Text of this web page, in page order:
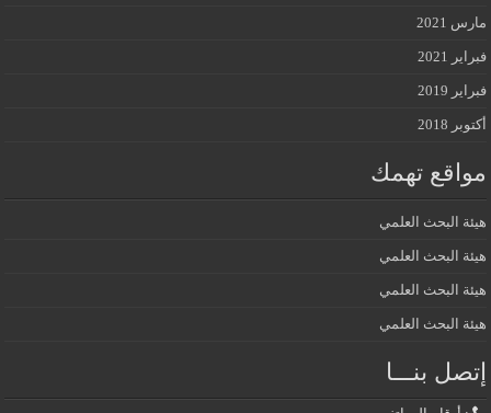
مارس 2021
فبراير 2021
فبراير 2019
أكتوبر 2018
مواقع تهمك
هيئة البحث العلمي
هيئة البحث العلمي
هيئة البحث العلمي
هيئة البحث العلمي
إتصل بنـــا